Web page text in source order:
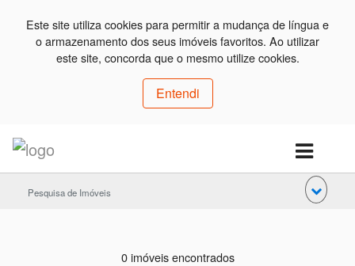
Este site utiliza cookies para permitir a mudança de língua e
o armazenamento dos seus imóveis favoritos. Ao utilizar
este site, concorda que o mesmo utilize cookies.
Entendi
Pesquisa de Imóveis
0 imóveis encontrados